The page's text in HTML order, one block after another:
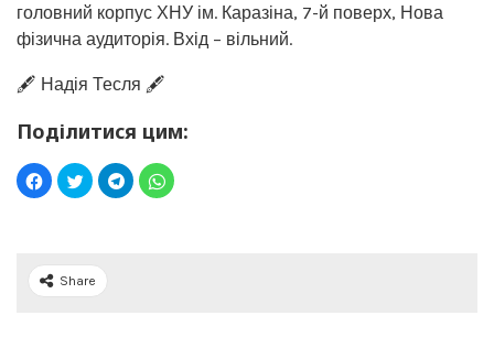
головний корпус ХНУ ім. Каразіна, 7-й поверх, Нова
фізична аудиторія. Вхід – вільний.
🖋️ Надія Тесля 🖋️
Поділитися цим:
Share